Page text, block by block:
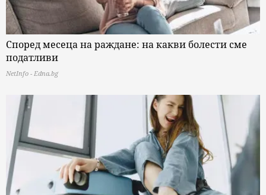
Според месеца на раждане: на какви болести сме
податливи
NetInfo - Edna.bg